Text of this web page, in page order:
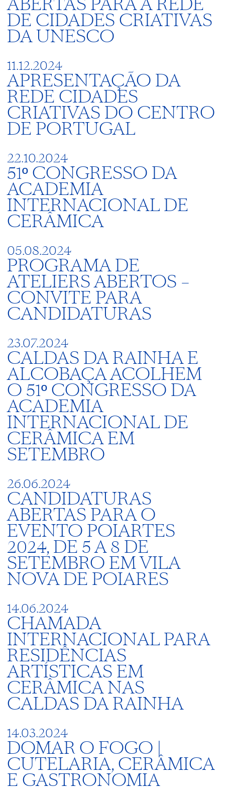
DE CIDADES CRIATIVAS
DA UNESCO
11.12.2024
APRESENTAÇÃO DA
REDE CIDADES
CRIATIVAS DO CENTRO
DE PORTUGAL
22.10.2024
51º CONGRESSO DA
ACADEMIA
INTERNACIONAL DE
CERÂMICA
05.08.2024
PROGRAMA DE
ATELIERS ABERTOS –
CONVITE PARA
CANDIDATURAS
23.07.2024
CALDAS DA RAINHA E
ALCOBAÇA ACOLHEM
O 51º CONGRESSO DA
ACADEMIA
INTERNACIONAL DE
CERÂMICA EM
SETEMBRO
26.06.2024
CANDIDATURAS
ABERTAS PARA O
EVENTO POIARTES
2024, DE 5 A 8 DE
SETEMBRO EM VILA
NOVA DE POIARES
14.06.2024
CHAMADA
INTERNACIONAL PARA
RESIDÊNCIAS
ARTÍSTICAS EM
CERÂMICA NAS
CALDAS DA RAINHA
14.03.2024
DOMAR O FOGO |
CUTELARIA, CERÂMICA
E GASTRONOMIA